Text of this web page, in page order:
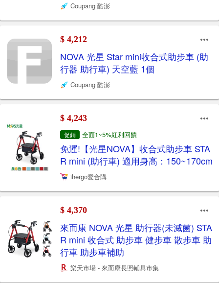
Coupang 酷澎
$ 4,212
NOVA 光星 Star mini收合式助步車 (助
行器 助行車) 天空藍 1個
Coupang 酷澎
$ 4,243
促銷 全面1~5%紅利回饋
免運!【光星NOVA】收合式助步車 STA
R mini (助行車) 適用身高：150~170cm
ihergo愛合購
$ 4,370
來而康 NOVA 光星 助行器(未滅菌) STA
R mini 收合式 助步車 健步車 散步車 助
行車 助步車補助
樂天市場 - 來而康長照輔具市集